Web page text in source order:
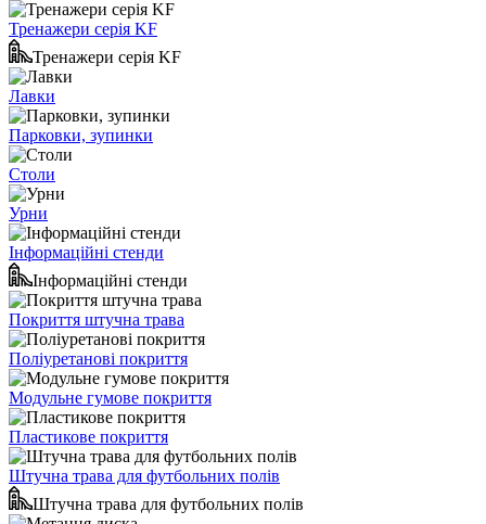
Тренажери серія KF
Тренажери серія KF
Лавки
Парковки, зупинки
Столи
Урни
Інформаційні стенди
Інформаційні стенди
Покриття штучна трава
Поліуретанові покриття
Модульне гумове покриття
Пластикове покриття
Штучна трава для футбольних полів
Штучна трава для футбольних полів